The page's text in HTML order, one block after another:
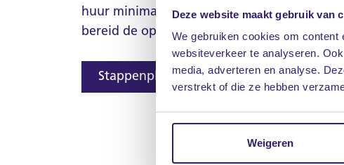
Deze website maakt gebruik van
We gebruiken cookies om
websiteverkeer te analyseren.
media, adverteren en analyse.
verstrekt of die ze hebben
Weigeren
huur minimaal één maand voor de
bereid de oplevering goed voor met onze
Stappenplan huur opzeggen